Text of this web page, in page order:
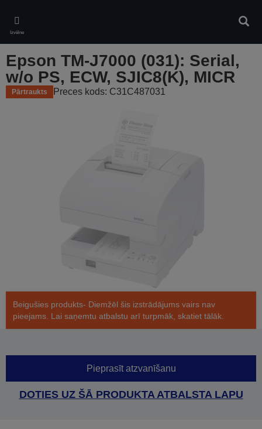
main
content
Izvēlne
Epson TM-J7000 (031): Serial,
w/o PS, ECW, SJIC8(K), MICR
Pārtraukts Preces kods: C31C487031
Beigušies produkts- Diemžēl šis izstrādājums vairs nav
pieejams. Lai saņemtu atbalstu arī turpmāk, skatiet tālāk.
Pieprasīt atzvanīšanu
DOTIES UZ ŠĀ PRODUKTA ATBALSTA LAPU